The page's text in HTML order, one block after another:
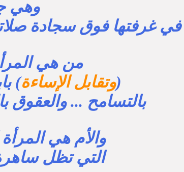
وهي
في غرفتها فوق سجادة
من هي
(وتقابل الإساءة)
بالتسامح ... والعقوق
والأم هي
التي تظل